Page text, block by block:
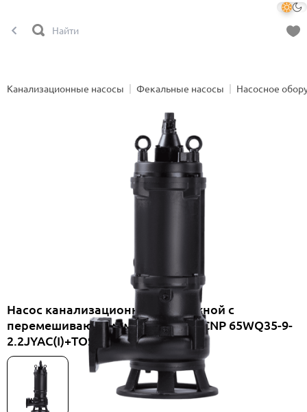
Канализационные насосы Фекальные насосы Насосное
Насос канализационный погружной с
перемешивающим механизмом CNP 65WQ35-9-
2.2JYAC(I)+TOS-65